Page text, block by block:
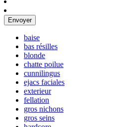
Envoyer
baise
bas résilles
blonde
chatte poilue
cunnilingus
ejacs faciales
exterieur
fellation
gros nichons
gros seins